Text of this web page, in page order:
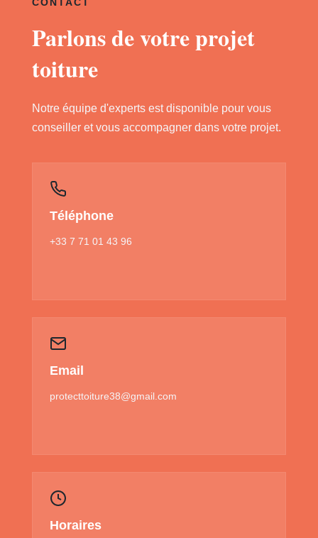
CONTACT
Parlons de votre projet
toiture
Notre équipe d'experts est disponible pour vous
conseiller et vous accompagner dans votre projet.
Téléphone
+33 7 71 01 43 96
Email
protecttoiture38@gmail.com
Horaires